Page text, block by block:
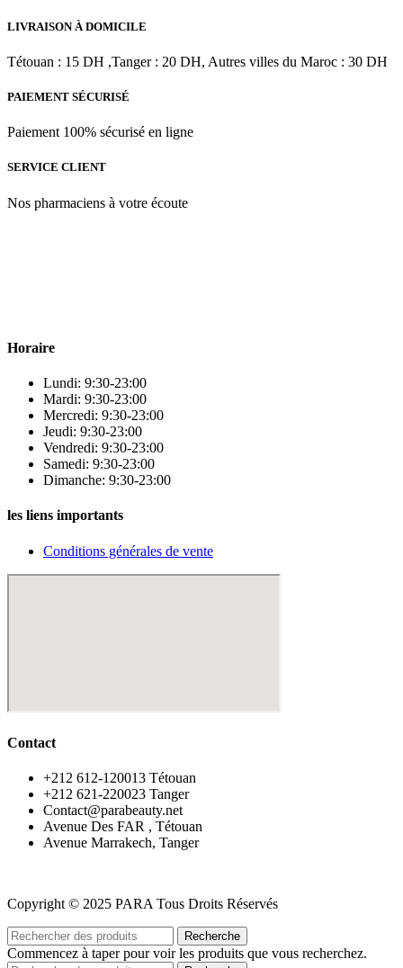
LIVRAISON À DOMICILE
Tétouan : 15 DH ,Tanger : 20 DH, Autres villes du Maroc : 30 DH
PAIEMENT SÉCURISÉ
Paiement 100% sécurisé en ligne
SERVICE CLIENT
Nos pharmaciens à votre écoute
Horaire
Lundi: 9:30-23:00
Mardi: 9:30-23:00
Mercredi: 9:30-23:00
Jeudi: 9:30-23:00
Vendredi: 9:30-23:00
Samedi: 9:30-23:00
Dimanche: 9:30-23:00
les liens importants
Conditions générales de vente
Contact
‪+212 612-120013 Tétouan
‪+212 621-220023 Tanger
Contact@parabeauty.net
Avenue Des FAR , Tétouan
Avenue Marrakech, Tanger
Copyright © 2025 PARA Tous Droits Réservés
Recherche
Commencez à taper pour voir les produits que vous recherchez.